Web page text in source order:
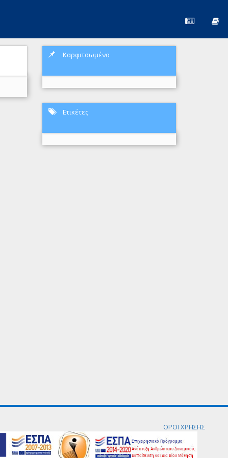
Καρφιτσωμένα
Ετικέτες
ΟΡΟΙ ΧΡΗΣΗΣ